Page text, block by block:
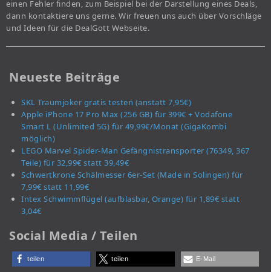
einen Fehler finden, zum Beispiel bei der Darstellung eines Deals,
dann kontaktiere uns gerne. Wir freuen uns auch über Vorschläge
und Ideen für die DealGott Webseite.
Neueste Beiträge
SKL Traumjoker gratis testen (anstatt 7,95€)
Apple iPhone 17 Pro Max (256 GB) für 399€ + Vodafone
Smart L (Unlimited 5G) für 49,99€/Monat (GigaKombi
möglich)
LEGO Marvel Spider-Man Gefängnistransporter (76349, 367
Teile) für 32,99€ statt 39,49€
Schwertkrone Schälmesser 6er-Set (Made in Solingen) für
7,99€ statt 11,99€
Intex Schwimmflügel (aufblasbar, Orange) für 1,89€ statt
3,04€
Social Media / Teilen
teilen teilen E-Mail